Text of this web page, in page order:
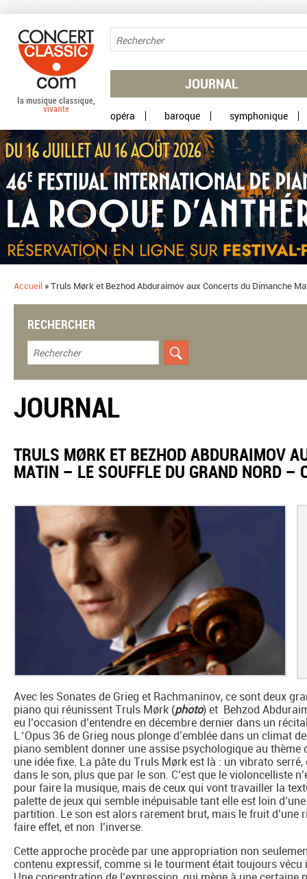
JOURNAL
opéra baroque symphonique
Accueil »Truls Mørk et Bezhod Abduraimov aux Concerts du Dimanche
RECHERCHER
JOURNAL
TRULS MØRK ET BEZHOD ABDURAIMOV
MATIN – LE SOUFFLE DU GRAND NORD –
Avec les Sonates de Grieg et Rachmaninov, ce sont deux
piano qui réunissent Truls Mørk (photo) et Behzod
eu l’occasion d’entendre en décembre dernier dans un
LOpus 36 de Grieg nous plonge d’emblée dans un climat
piano semblent donner une assise psychologique au thème
une idée fixe. La pâte du Truls Mørk est là : un vibrato
dans le son, plus que par le son. C’est que le violoncelliste
pour faire la musique, mais de ceux qui vont travailler la
palette de jeux qui semble inépuisable tant elle est loin
partition. Le son est alors rarement brut, mais le fruit
faire effet, et non l’inverse.
Cette approche procède par une appropriation non
contenu expressif, comme si le tourment était toujours